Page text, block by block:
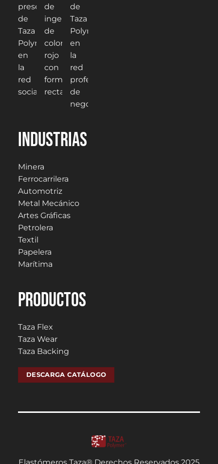
Industrias
Minera
Ferrocarrilera
Automotriz
Metal Mecánico
Artes Gráficas
Petrolera
Textil
Papelera
Marítima
PRODUCTOS
Taza Flex
Taza Wear
Taza Backing
DESCARGA CATÁLOGO